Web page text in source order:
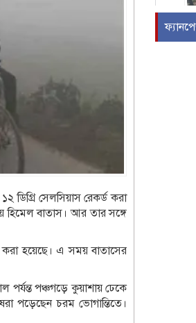
ডিগ্রি সেলসিয়াস রেকর্ড করা
হিমেল বাতাস। আর তার সঙ্গে
করা হয়েছে। এ সময় বাতাসের
পর্যন্ত পঞ্চগড়ে কুয়াশায় ঢেকে
পড়েছেন চরম ভোগান্তিতে।